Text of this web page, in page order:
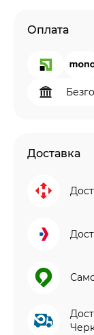
Оплата
Доставка